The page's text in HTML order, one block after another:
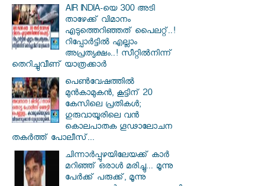
AIR INDIA-യെ 300 അടി
താഴേക്ക് വിമാനം
എടുത്തെറിഞ്ഞത് പൈലറ്റ്..!
റിപ്പോർട്ടിൽ എല്ലാം
അപ്രത്യക്ഷം..! സീറ്റിൽനിന്ന്
തെറിച്ചുവീണ് യാത്രക്കാർ
പെൺവേഷത്തിൽ
മുൻകാമുകൻ, കൂട്ടിന് 20
കേസിലെ പ്രതികൾ;
ഗുരുവായൂരിലെ വൻ
കൊലപാതക ഗൂഢാലോചന
തകർത്ത് പോലീസ്...
ചിന്നാർപ്പുഴയിലേയക്ക് കാർ
മറിഞ്ഞ് ഒരാൾ മരിച്ചു... മൂന്നു
പേർക്ക് പരുക്ക്, മൂന്നു